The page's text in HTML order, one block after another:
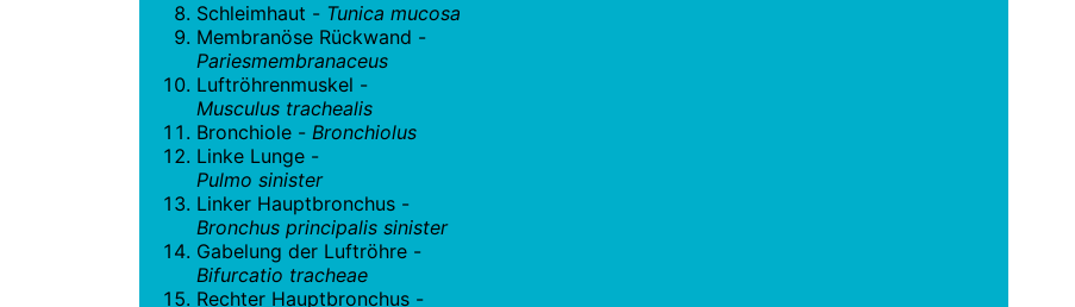
Schleimhaut - Tunica mucosa
Membranöse Rückwand -
Pariesmembranaceus
Luftröhrenmuskel -
Musculus trachealis
Bronchiole - Bronchiolus
Linke Lunge -
Pulmo sinister
Linker Hauptbronchus -
Bronchus principalis sinister
Gabelung der Luftröhre -
Bifurcatio tracheae
Rechter Hauptbronchus -